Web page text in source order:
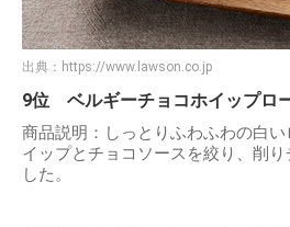
出典： https://www.lawson.co.jp
9位 ベルギーチョコホイップロ
商品説明：しっとりふわふわの白
イップとチョコソースを絞り、削
した。